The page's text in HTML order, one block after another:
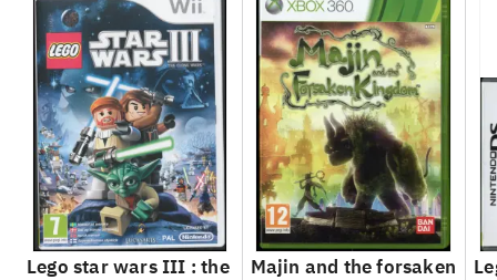
Lego star wars III : the
Majin and the forsaken